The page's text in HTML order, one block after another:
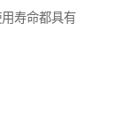
寿命都具有